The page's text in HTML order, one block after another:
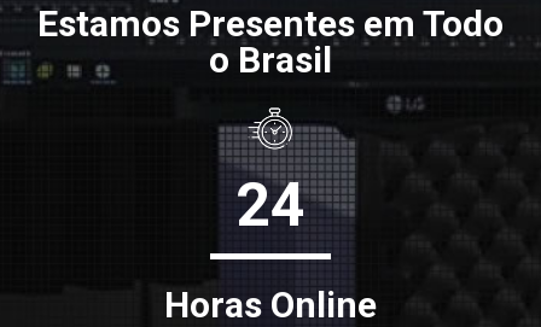
Estamos Presentes em Todo
o Brasil
24
Horas Online